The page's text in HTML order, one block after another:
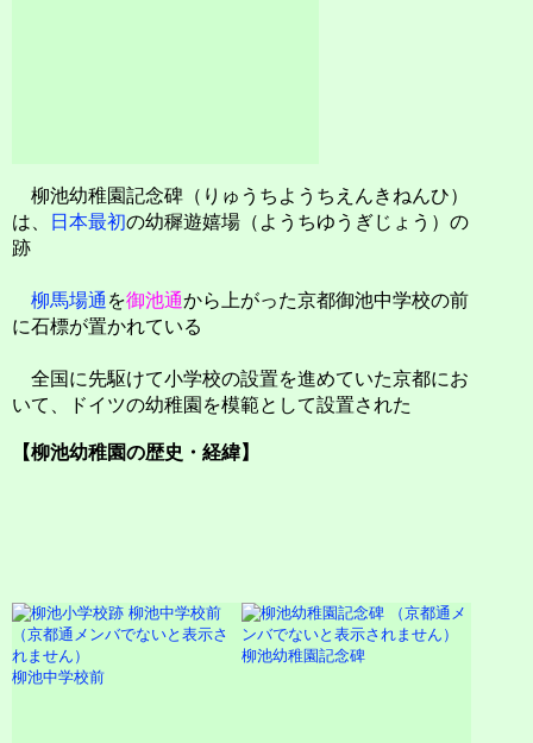
柳池幼稚園記念碑（りゅうちようちえんきねんひ）
は、
日本最初の幼穉遊嬉場（ようちゆうぎじょう）の
跡
柳馬場通 を御池通から上がった京都御池中学校の前
に石標が置かれている
全国に先駆けて小学校の設置を進めていた京都にお
いて、ドイツの幼稚園を模範として設置された
【柳池幼稚園の歴史・経緯】
柳池中学校前
柳池幼稚園記念碑